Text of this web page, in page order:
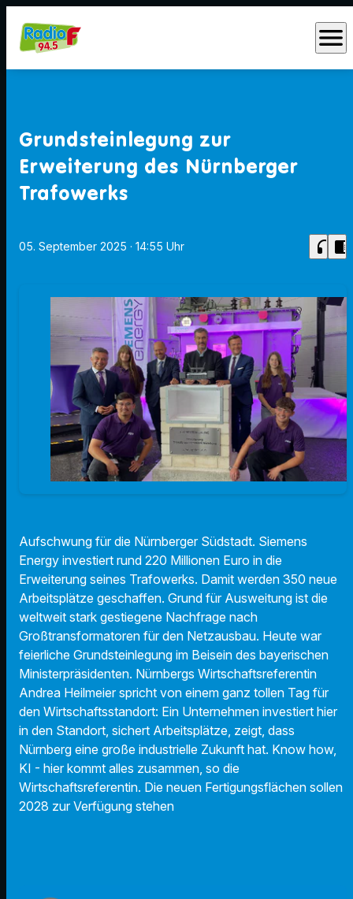
menu
Grundsteinlegung zur
Erweiterung des Nürnberger
Trafowerks
05. September 2025 · 14:55 Uhr headphones chrome_reader_mode
Aufschwung für die Nürnberger Südstadt. Siemens
Energy investiert rund 220 Millionen Euro in die
Erweiterung seines Trafowerks. Damit werden 350 neue
Arbeitsplätze geschaffen. Grund für Ausweitung ist die
weltweit stark gestiegene Nachfrage nach
Großtransformatoren für den Netzausbau. Heute war
feierliche Grundsteinlegung im Beisein des bayerischen
Ministerpräsidenten. Nürnbergs Wirtschaftsreferentin
Andrea Heilmeier spricht von einem ganz tollen Tag für
den Wirtschaftsstandort: Ein Unternehmen investiert hier
in den Standort, sichert Arbeitsplätze, zeigt, dass
Nürnberg eine große industrielle Zukunft hat. Know how,
KI - hier kommt alles zusammen, so die
Wirtschaftsreferentin. Die neuen Fertigungsflächen sollen
2028 zur Verfügung stehen